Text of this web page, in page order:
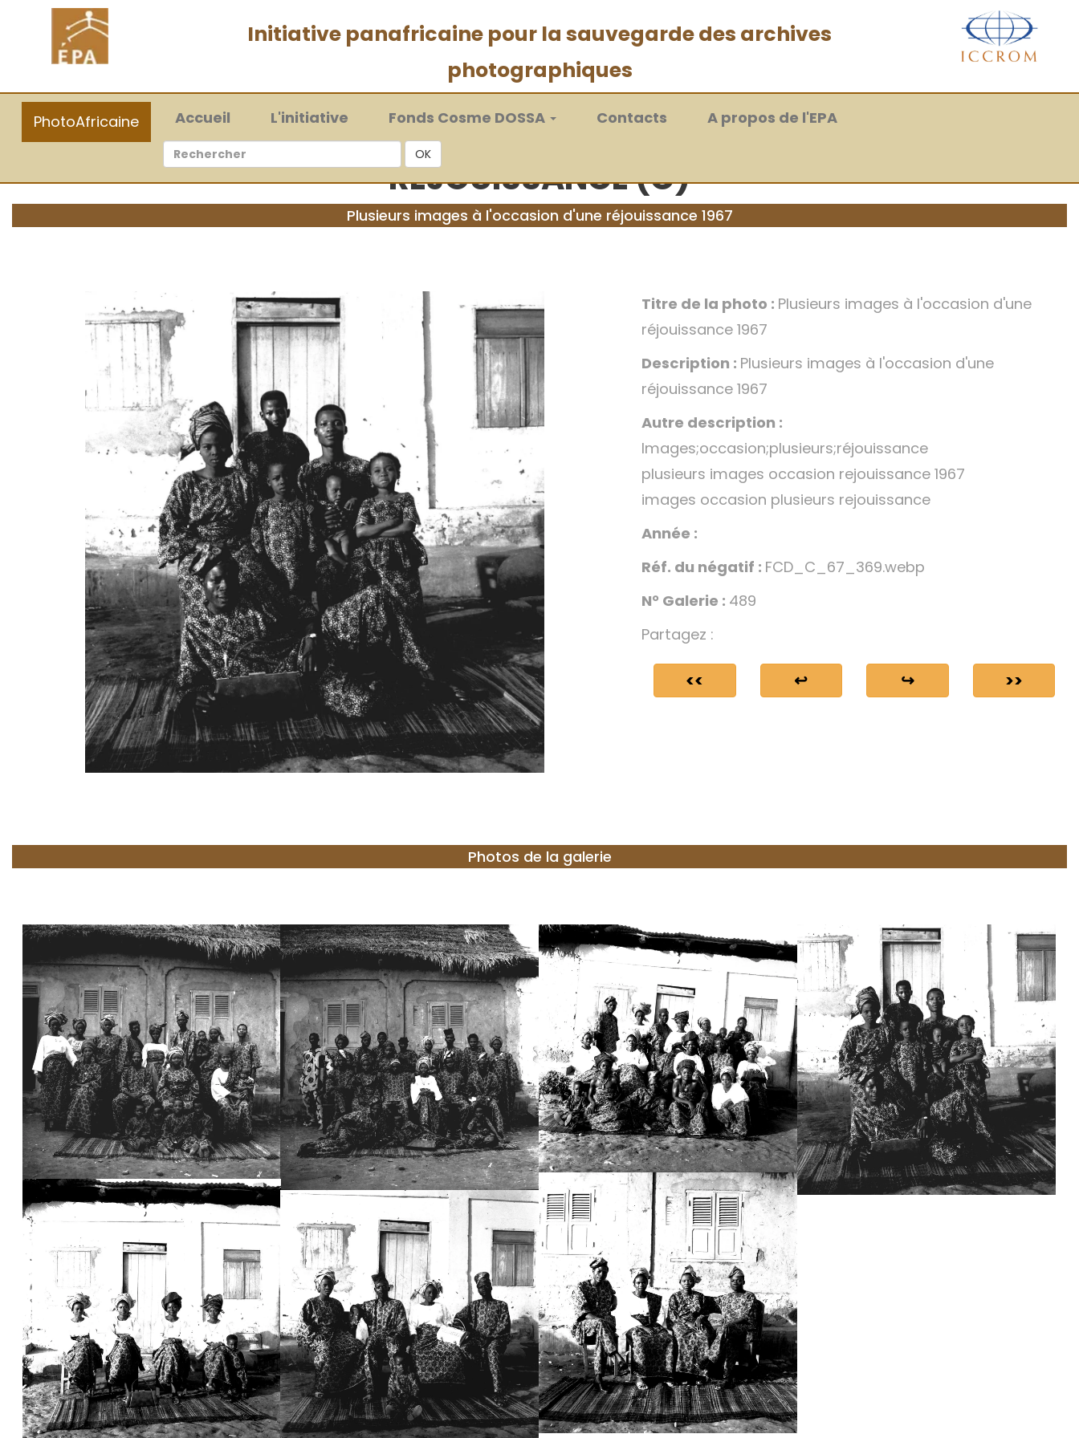
Initiative panafricaine pour la sauvegarde des archives
photographiques
PhotoAfricaine Accueil(current)L'initiative Fonds Cosme DOSSA Contacts A propos de l'EPA
OK
RÉJOUISSANCE (C)
Plusieurs images à l'occasion d'une réjouissance 1967
Titre de la photo : Plusieurs images à l'occasion d'une
réjouissance 1967
Description : Plusieurs images à l'occasion d'une
réjouissance 1967
Autre description :
Images;occasion;plusieurs;réjouissance
plusieurs images occasion rejouissance 1967
images occasion plusieurs rejouissance
Année :
Réf. du négatif : FCD_C_67_369.webp
N° Galerie : 489
Partagez :
<< ↩ ↪ >>
Photos de la galerie